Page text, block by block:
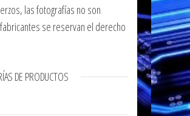
las fotografías no son
se reservan el derecho
DE PRODUCTOS